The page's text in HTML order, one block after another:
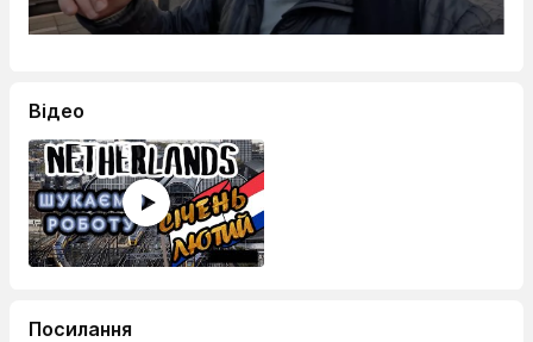
Відео
Посилання